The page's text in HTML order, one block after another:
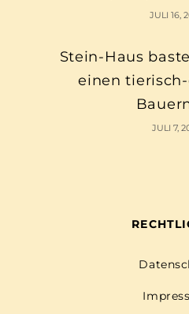
JULI 16,
Stein-Haus
einen
JULI 7,